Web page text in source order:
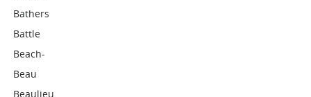
Bathers
Battle
Beach-
Beau
Beaulieu